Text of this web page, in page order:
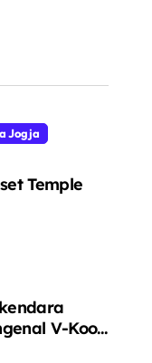
Jogja
Temple
V-Kool